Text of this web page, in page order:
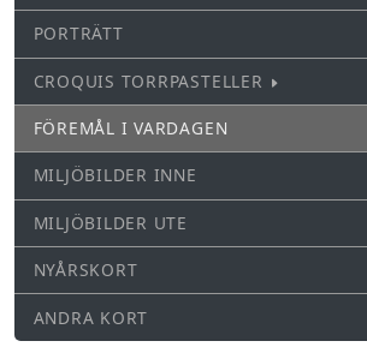
PORTRÄTT
CROQUIS TORRPASTELLER
FÖREMÅL I VARDAGEN
MILJÖBILDER INNE
MILJÖBILDER UTE
NYÅRSKORT
ANDRA KORT